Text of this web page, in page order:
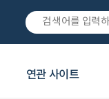
연관 사이트